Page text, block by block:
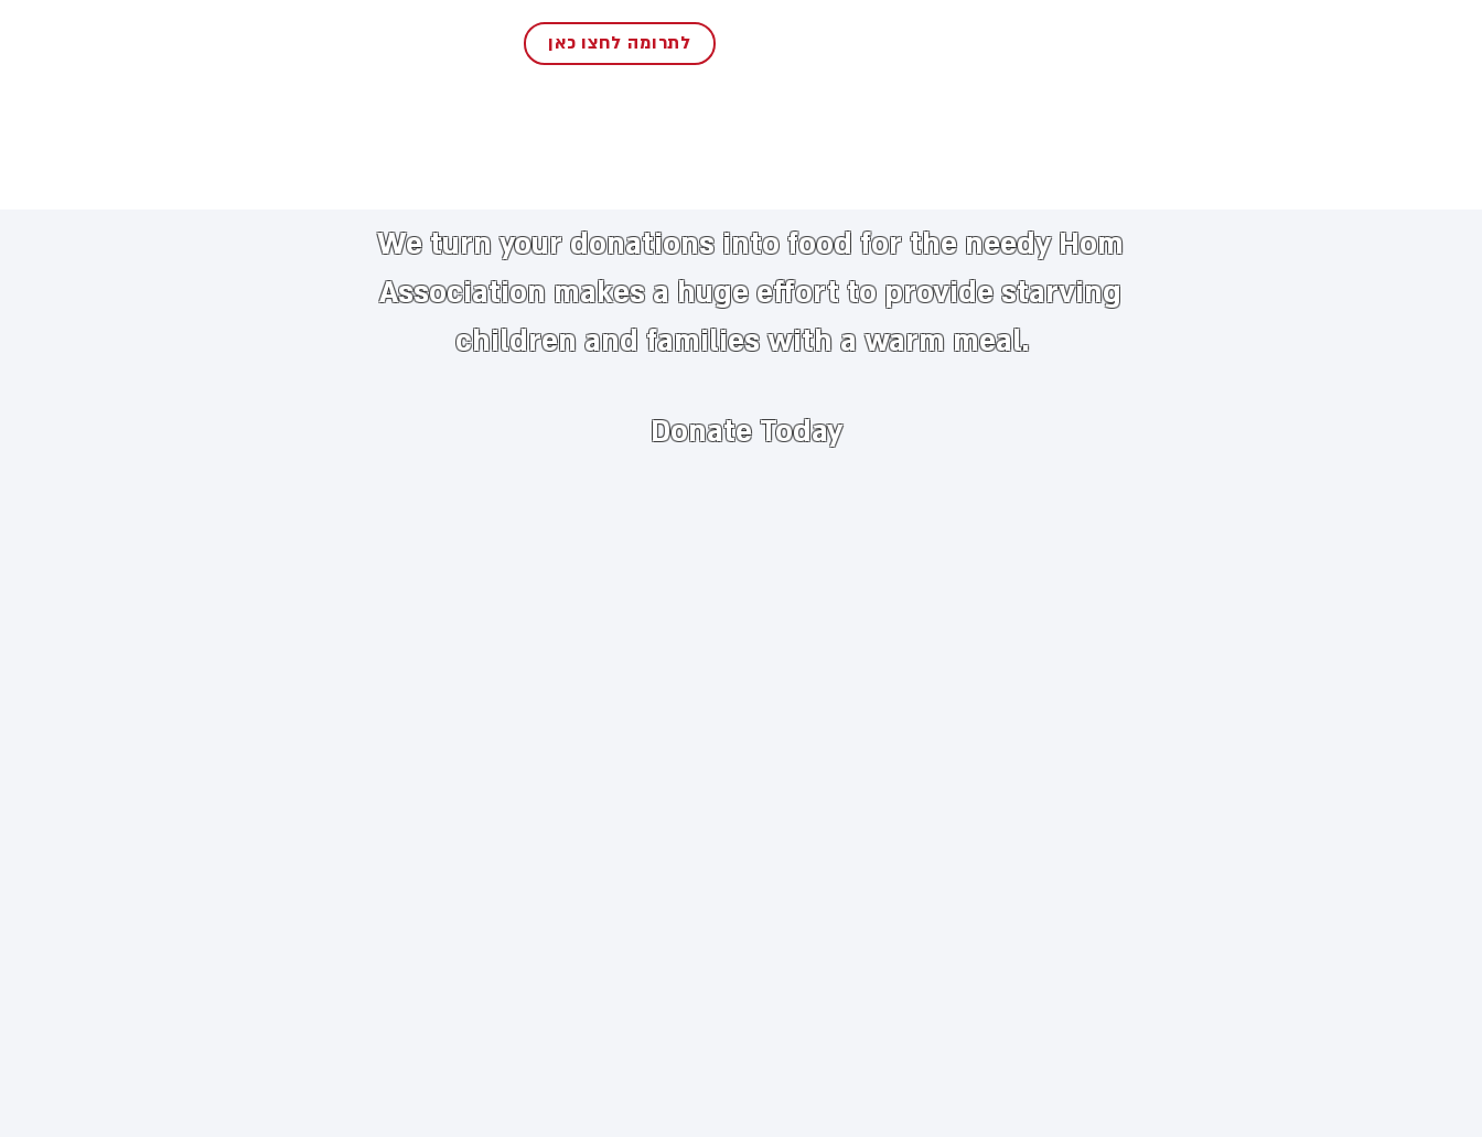
לתרומה לחצו כאן
We turn your donations into food for the needy​Hom
Association makes a hugeeffort to provide starving
children and families with a warm meal.
Donate Today